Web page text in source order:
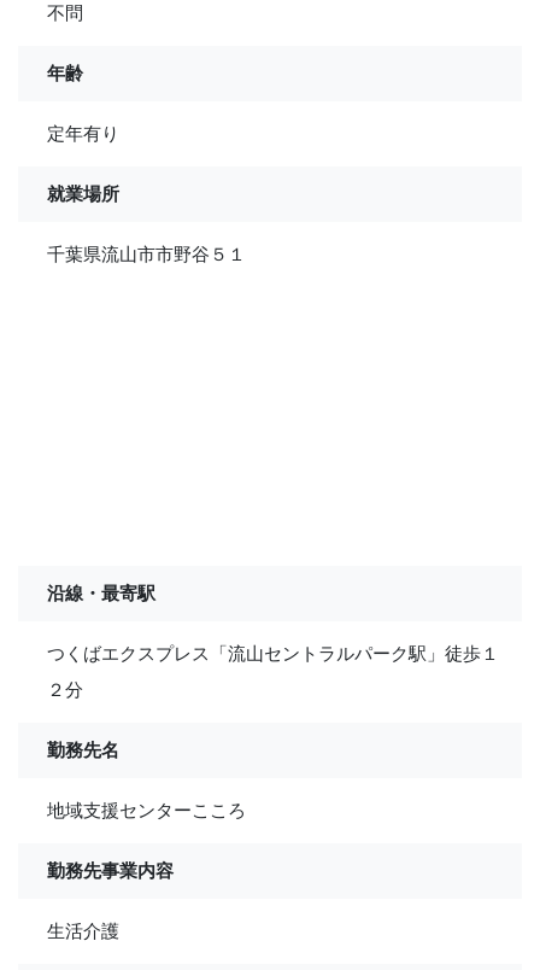
不問
年齢
定年有り
就業場所
千葉県流山市市野谷５１
沿線・最寄駅
つくばエクスプレス「流山セントラルパーク駅」徒歩１
２分
勤務先名
地域支援センターこころ
勤務先事業内容
生活介護